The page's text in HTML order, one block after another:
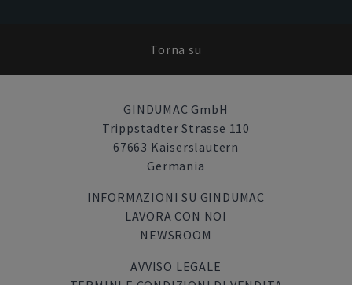
Torna su
GINDUMAC GmbH
Trippstadter Strasse 110
67663 Kaiserslautern
Germania
INFORMAZIONI SU GINDUMAC
LAVORA CON NOI
NEWSROOM
AVVISO LEGALE